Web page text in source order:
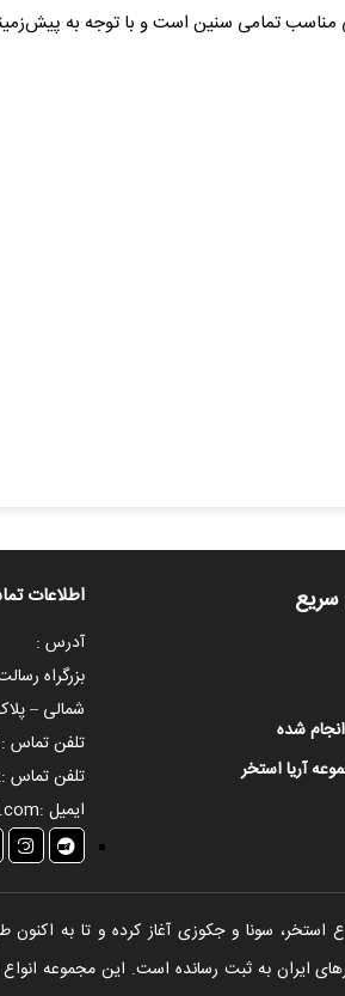
تمامی سنین است و با توجه به
شده
آریا استخر
اطلاعات
آدرس :
شمالی – پلاک 1065 –
تلفن تماس :
تلفن تماس :
ایمیل :
در حوزه ساخت و تجهیز انواع استخر، سونا و جکوزی آغاز کرده
به ثبت رسانده است. این مجموعه انواع